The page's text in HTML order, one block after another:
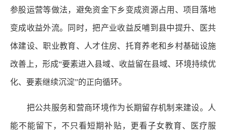
参股运营等做法，避免资金下乡变成资源占用、项目落地
变成收益外流。同时，把产业收益反哺到县中提升、医共
体建设、职业教育、人才住房、托育养老和乡村基础设施
改善上，形成“要素进入县域、收益留在县域、环境持续优
化、要素继续沉淀”的正向循环。
把公共服务和营商环境作为长期留存机制来建设。人
能不能留下，不只看短期补贴，更看子女教育、医疗服